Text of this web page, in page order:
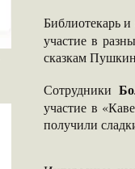
Библиотекарь
участие в
сказкам
Сотрудники
участие в
получили